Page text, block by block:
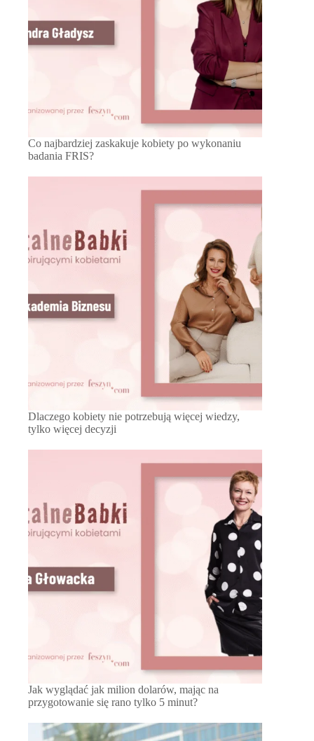
Co najbardziej zaskakuje kobiety po wykonaniu
badania FRIS?
Dlaczego kobiety nie potrzebują więcej wiedzy,
tylko więcej decyzji
Jak wyglądać jak milion dolarów, mając na
przygotowanie się rano tylko 5 minut?